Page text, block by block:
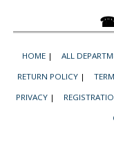
☎
HOME | ALL
RETURN POLICY |
PRIVACY |